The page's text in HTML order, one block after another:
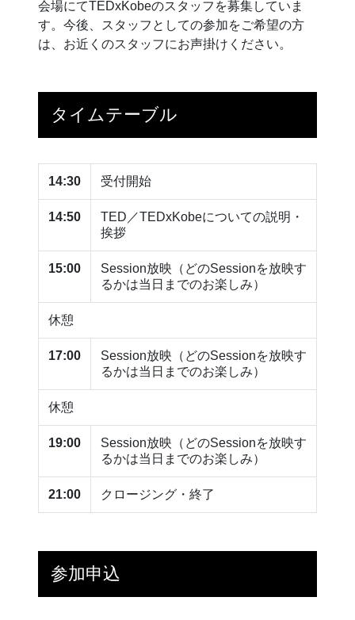
会場にてTEDxKobeのスタッフを募集していま
す。今後、スタッフとしての参加をご希望の方
は、お近くのスタッフにお声掛けください。
タイムテーブル
14:30 受付開始
14:50
TED／TEDxKobeについての説明・
挨拶
15:00
Session放映（どのSessionを放映す
るかは当日までのお楽しみ）
休憩
17:00
Session放映（どのSessionを放映す
るかは当日までのお楽しみ）
休憩
19:00
Session放映（どのSessionを放映す
るかは当日までのお楽しみ）
21:00 クロージング・終了
参加申込